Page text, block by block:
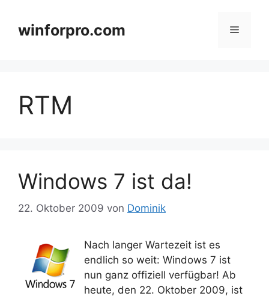
springenwinforpro.com Menü
RTM
Windows 7 ist da!
22. Oktober 2009 von Dominik
Nach langer Wartezeit ist es
endlich so weit: Windows 7 ist
nun ganz offiziell verfügbar! Ab
heute, den 22. Oktober 2009, ist